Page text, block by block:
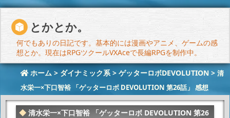
とかとか。
何でもありの日記です。基本的には漫画やアニメ、ゲームの感
想とか。現在はRPGツクールVXAceで長編RPGを制作中。
ホーム > ダイナミック系> ゲッターロボDEVOLUTION > 清
水栄一×下口智裕 「ゲッターロボ DEVOLUTION 第26話」 感想
清水栄一×下口智裕 「ゲッターロボ DEVOLUTION 第26